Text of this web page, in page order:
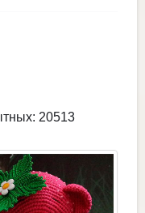
20513